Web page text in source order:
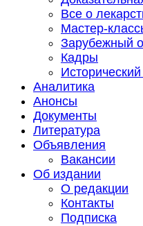
Все о
Мастер-
Зарубежный
Кадры
Исторический
Аналитика
Анонсы
Документы
Литература
Объявления
Вакансии
Об издании
О редакции
Контакты
Подписка